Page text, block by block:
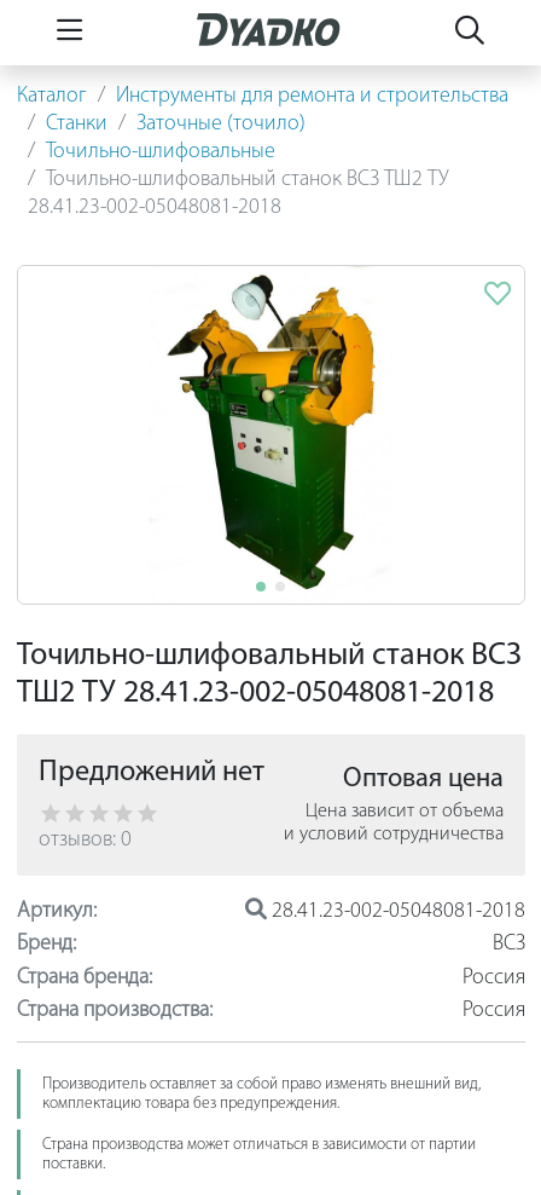
Каталог
Инструменты для ремонта и строительства
Станки
Заточные (точило)
Точильно-шлифовальные
Точильно-шлифовальный станок ВСЗ ТШ2 ТУ
28.41.23-002-05048081-2018
Точильно-шлифовальный станок ВСЗ
ТШ2 ТУ 28.41.23-002-05048081-2018
Предложений нет
отзывов: 0
Оптовая цена
Цена зависит от объема
и условий сотрудничества
Артикул:
28.41.23-002-05048081-2018
Бренд:
ВСЗ
Страна бренда:
Россия
Страна производства:
Россия
Производитель оставляет за собой право изменять внешний вид,
комплектацию товара без предупреждения.
Страна производства может отличаться в зависимости от партии
поставки.